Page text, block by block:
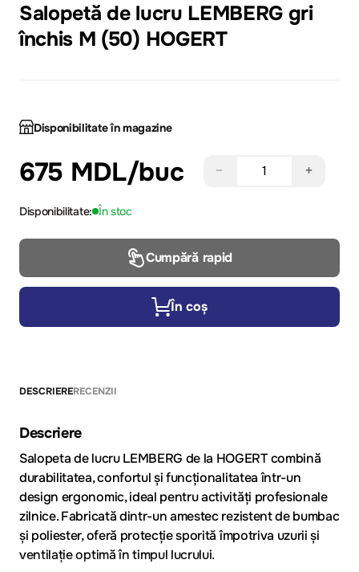
Salopetă de lucru LEMBERG gri
închis M (50) HOGERT
Disponibilitate în magazine
675 MDL/buc − +
Disponibilitate: În stoc
Cumpără rapid
În coș
DESCRIERERECENZII
Descriere
Salopeta de lucru LEMBERG de la HOGERT combină
durabilitatea, confortul și funcționalitatea într-un
design ergonomic, ideal pentru activități profesionale
zilnice. Fabricată dintr-un amestec rezistent de bumbac
și poliester, oferă protecție sporită împotriva uzurii și
ventilație optimă în timpul lucrului.